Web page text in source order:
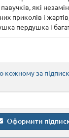
які
приколів і
пердушка і
кожному за
Оформити